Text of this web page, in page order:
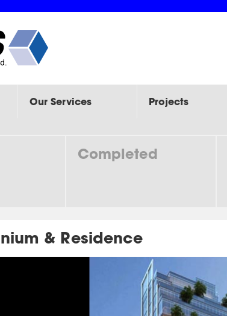
Our Services Projects
Completed
& Residence